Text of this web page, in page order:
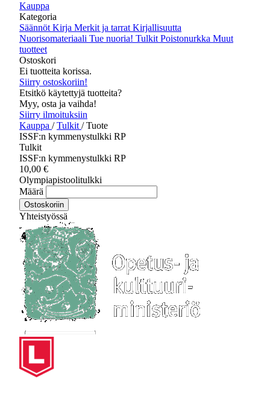
Kauppa
Kategoria
Säännöt Kirja Merkit ja tarrat Kirjallisuutta
Nuorisomateriaali Tue nuoria! Tulkit Poistonurkka Muut
tuotteet
Ostoskori
Ei tuotteita korissa.
Siirry ostoskoriin!
Etsitkö käytettyjä tuotteita?
Myy, osta ja vaihda!
Siirry ilmoituksiin
Kauppa / Tulkit / Tuote
ISSF:n kymmenystulkki RP
Tulkit
ISSF:n kymmenystulkki RP
10,00 €
Olympiapistoolitulkki
Määrä
Ostoskoriin
Yhteistyössä